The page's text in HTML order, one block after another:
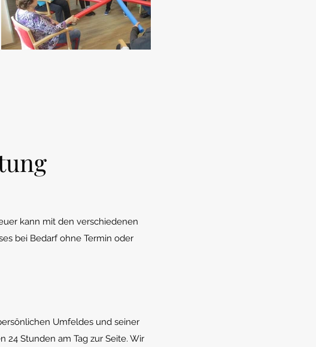
kann mit den verschiedenen
bei Bedarf ohne Termin oder
Umfeldes und seiner
Stunden am Tag zur Seite. Wir